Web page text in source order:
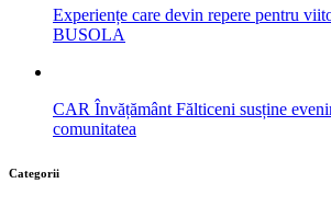
Experiențe care devin repere pentru
BUSOLA
CAR Învățământ Fălticeni susține
comunitatea
Categorii